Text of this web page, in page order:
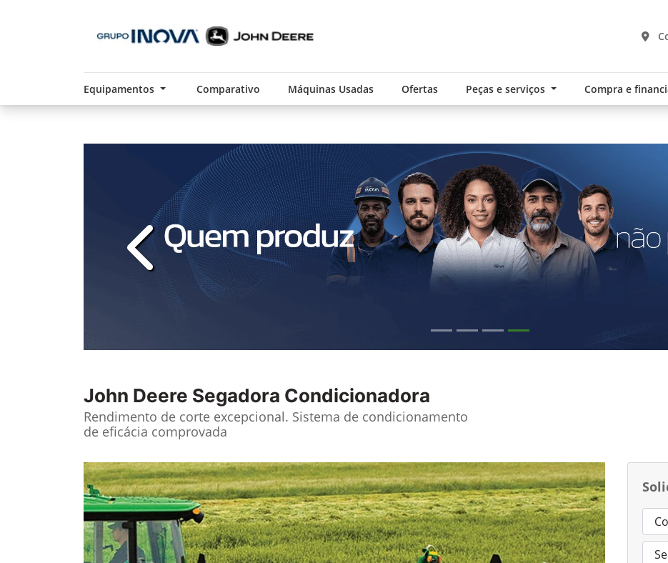
Equipamentos Comparativo Máquinas Usadas Ofertas Peças e serviços Compra e
templates.template-01.components.carousel.texts.control_prev
John Deere Segadora Condicionadora
Rendimento de corte excepcional. Sistema de condicionamento
de eficácia comprovada